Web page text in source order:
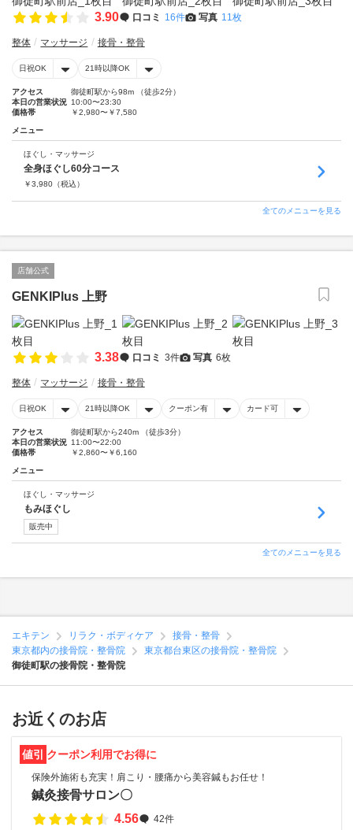
3.90 口コミ 16件 写真 11枚
整体 マッサージ 接骨・整骨
日祝OK 21時以降OK
アクセス
御徒町駅から98m （徒歩2分）
本日の営業状況 10:00〜23:30
価格帯
￥2,980〜￥7,580
メニュー
ほぐし・マッサージ
全身ほぐし60分コース
￥3,980 （税込）
全てのメニューを見る
店舗公式
GENKIPlus 上野
3.38 口コミ 3件 写真 6枚
整体 マッサージ 接骨・整骨
日祝OK 21時以降OK クーポン有 カード可
アクセス
御徒町駅から240m （徒歩3分）
本日の営業状況 11:00〜22:00
価格帯
￥2,860〜￥6,160
メニュー
ほぐし・マッサージ
もみほぐし
販売中
全てのメニューを見る
エキテン リラク・ボディケア
接骨・整骨
東京都内の接骨院・整骨院
東京都台東区の接骨院・整骨院
御徒町駅の接骨院・整骨院
お近くのお店
値引 クーポン利用でお得に
保険外施術も充実！肩こり・腰痛から美容鍼もお任せ！
鍼灸接骨サロン〇
4.56
42件